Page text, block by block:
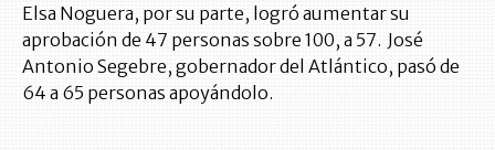
Elsa Noguera, por su parte, logró aumentar su
aprobación de 47 personas sobre 100, a 57. José
Antonio Segebre, gobernador del Atlántico, pasó de
64 a 65 personas apoyándolo.